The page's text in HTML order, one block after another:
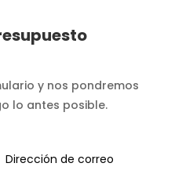
y nos pondremos
lo antes posible.